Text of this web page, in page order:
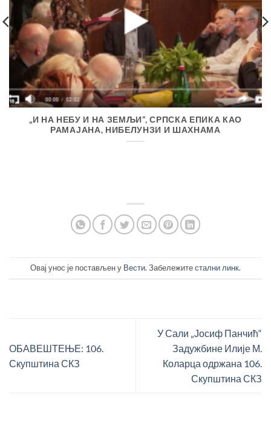
„И НА НЕБУ И НА ЗЕМЉИ“, СРПСКА ЕПИКА КАО
РАМАЈАНА, НИБЕЛУНЗИ И ШАХНАМА
Овај унос је постављен у Вести. Забележитестални линк.
ОБАВЕШТЕЊЕ: 106.
Скупштина СКЗ
У Сали „Јосиф Панчић“
Задужбине Илије М.
Коларца одржана 106.
Скупштина СКЗ